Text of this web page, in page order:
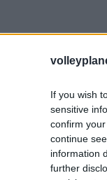
If you wish
sensitive
confirm
continue
information
further